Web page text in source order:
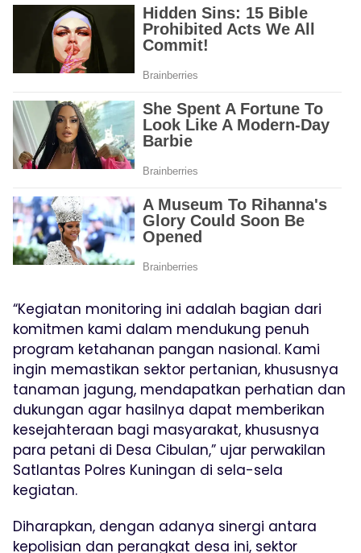
“Kegiatan monitoring ini adalah bagian dari
komitmen kami dalam mendukung penuh
program ketahanan pangan nasional. Kami
ingin memastikan sektor pertanian, khususnya
tanaman jagung, mendapatkan perhatian dan
dukungan agar hasilnya dapat memberikan
kesejahteraan bagi masyarakat, khususnya
para petani di Desa Cibulan,” ujar perwakilan
Satlantas Polres Kuningan di sela-sela
kegiatan.
Diharapkan, dengan adanya sinergi antara
kepolisian dan perangkat desa ini, sektor